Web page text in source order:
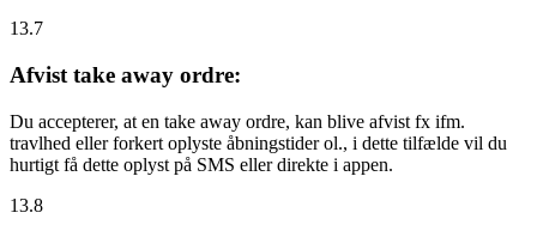
13.7
Afvist take away ordre:
Du accepterer, at en take away ordre, kan blive afvist fx ifm.
travlhed eller forkert oplyste åbningstider ol., i dette tilfælde vil du
hurtigt få dette oplyst på SMS eller direkte i appen.
13.8